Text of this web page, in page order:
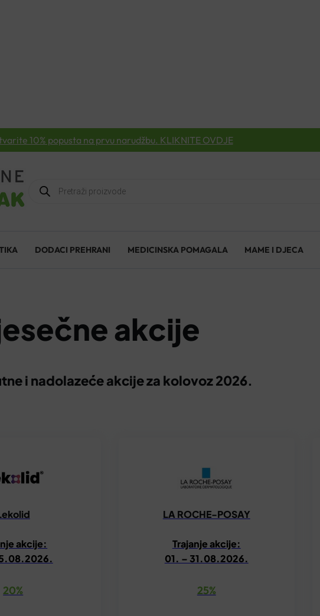
10% popusta na prvu narudžbu. KLIKNITE OVDJE
Products
search
DODACI PREHRANI MEDICINSKA POMAGALA MAME I DJECA
akcije
i nadolazeće akcije za kolovoz 2026.
akcije:
20%
LA ROCHE-POSAY
Trajanje akcije:
01. – 31.08.2026.
25%